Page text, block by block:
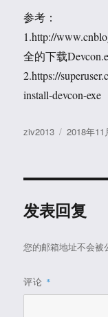
参考：
1.http://
全的下载
2.https://
install-devcon-exe
作
ziv2013
发
2018年11
发表回复
您的邮箱地址不会被
评论 *